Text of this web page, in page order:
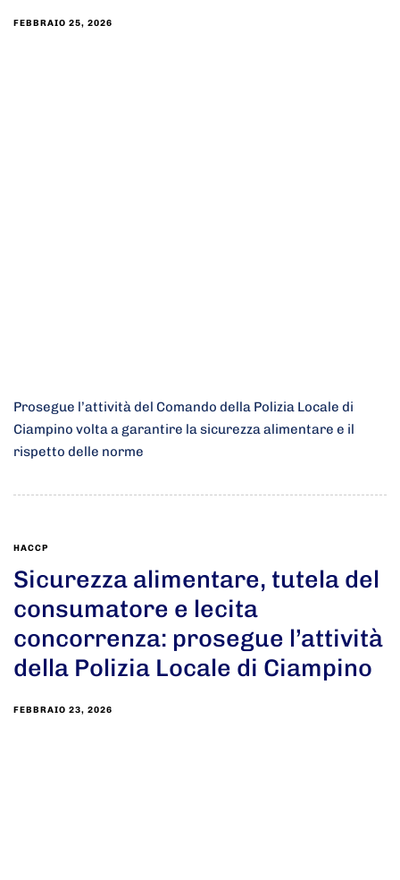
FEBBRAIO 25, 2026
Prosegue l’attività del Comando della Polizia Locale di
Ciampino volta a garantire la sicurezza alimentare e il
rispetto delle norme
HACCP
Sicurezza alimentare, tutela del
consumatore e lecita
concorrenza: prosegue l’attività
della Polizia Locale di Ciampino
FEBBRAIO 23, 2026